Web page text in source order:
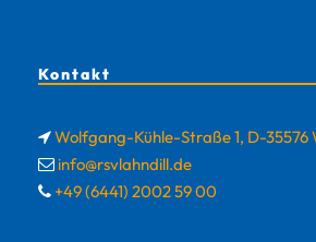
Kontakt
Wolfgang-Kühle-Straße 1, D-35576
info@rsvlahndill.de
+49 (6441) 2002 59 00